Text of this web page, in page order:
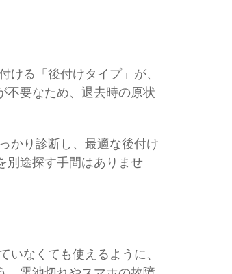
ける「後付けタイプ」が、
不要なため、退去時の原状
かり診断し、最適な後付け
別途探す手間はありませ
いなくても使えるように、